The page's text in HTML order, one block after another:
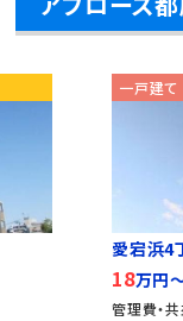
一戸建て
愛宕浜4
18万円
管理費・